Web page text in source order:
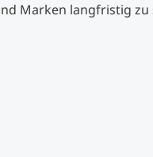
Marken langfristig zu